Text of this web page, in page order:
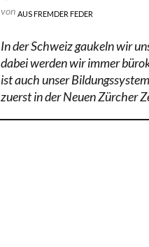
von AUS FREMDER FEDER
In der Schweiz gaukeln wir
dabei werden wir immer
ist auch unser
zuerst in der Neuen Zürcher